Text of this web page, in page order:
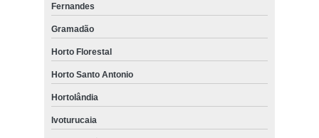
Fernandes
Gramadão
Horto Florestal
Horto Santo Antonio
Hortolândia
Ivoturucaia